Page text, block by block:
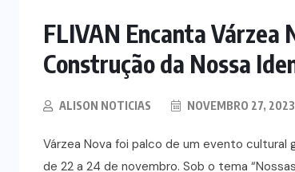
FLIVAN Encanta Várzea
Construção da Nossa
ALISON NOTICIAS NOVEMBRO 27, 2023
Várzea Nova foi palco de um evento cultural
de 22 a 24 de novembro. Sob o tema